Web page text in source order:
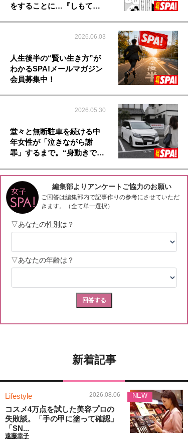
をすることに…『しもて…
2026.06.03
人生後半の“賢い生き方”が
わかるSPA!メールマガジン
会員募集中！
2026.05.30
堂々と無断駐車を続ける中
年女性が「泣きながら謝
罪」するまで。“身動きで…
新着記事
Lifestyle 2026.08.06
コスメ4万点を試した美容プロの
失敗談。「手の甲に塗って確認」
「SN...
遠藤幸子
NEW